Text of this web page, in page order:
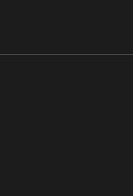
入主。 台灣奧迪總裁